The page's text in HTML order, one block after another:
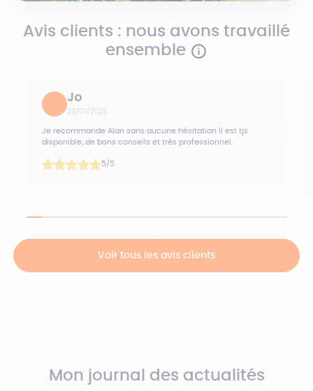
Avis clients : nous avons travaillé
ensemble
Jo
23/07/2026
Je recommande Alan sans aucune hésitation Il est tjs
disponible, de bons conseils et très professionnel.
5/5
Voir tous les avis clients
Mon journal des actualités